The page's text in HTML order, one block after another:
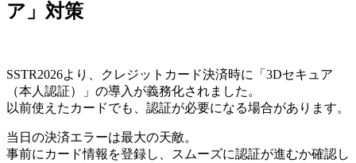
ア」対策
SSTR2026より、クレジットカード決済時に「3Dセキュア
（本人認証）」の導入が義務化されました。
以前使えたカードでも、認証が必要になる場合があります。
当日の決済エラーは最大の天敵。
事前にカード情報を登録し、スムーズに認証が進むか確認し